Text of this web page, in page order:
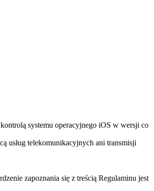
systemu operacyjnego iOS w wersji co
usług telekomunikacyjnych ani transmisji
zapoznania się z treścią Regulaminu jest